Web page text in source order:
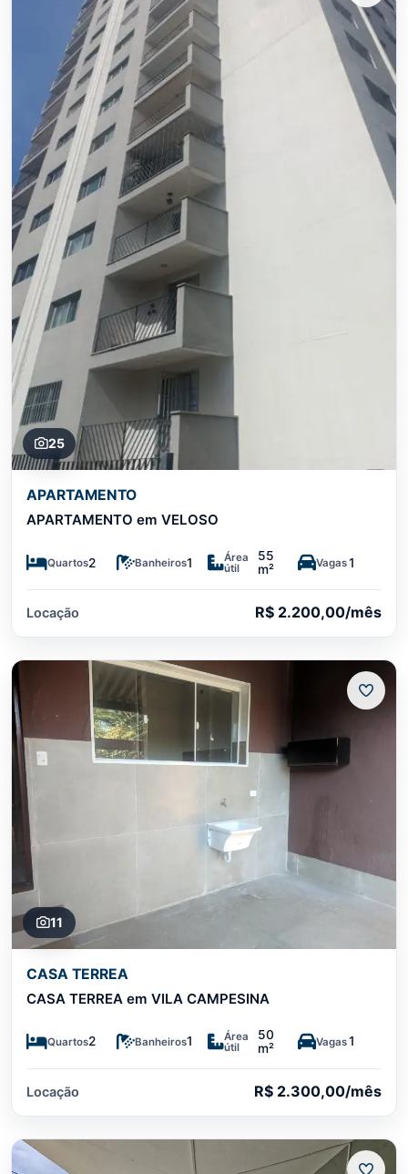
25
APARTAMENTO
APARTAMENTO em VELOSO
Quartos2 Banheiros1
Área
útil
55
m²
Vagas1
Locação R$ 2.200,00/mês
11
CASA TERREA
CASA TERREA em VILA CAMPESINA
Quartos2 Banheiros1
Área
útil
50
m²
Vagas1
Locação R$ 2.300,00/mês